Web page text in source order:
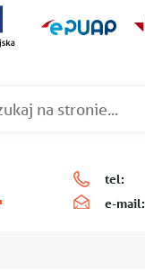
tel:
e-mail: